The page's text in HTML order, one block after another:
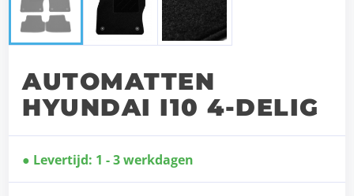
AUTOMATTEN
HYUNDAI I10 4-DELIG
Levertijd: 1 - 3 werkdagen